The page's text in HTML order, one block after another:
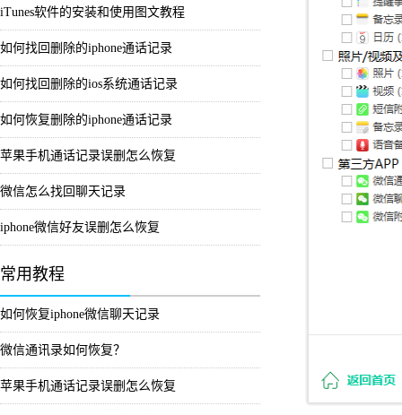
iTunes软件的安装和使用图文教程
如何找回删除的iphone通话记录
如何找回删除的ios系统通话记录
如何恢复删除的iphone通话记录
苹果手机通话记录误删怎么恢复
微信怎么找回聊天记录
iphone微信好友误删怎么恢复
常用教程
如何恢复iphone微信聊天记录
微信通讯录如何恢复？
苹果手机通话记录误删怎么恢复